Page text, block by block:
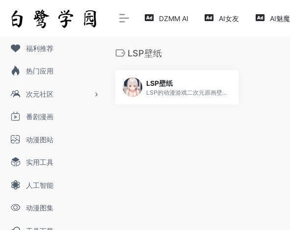
福利推荐
热门应用
次元社区
番剧漫画
动漫图站
实用工具
人工智能
动漫图集
DZMM AI AI女友 AI魅魔
LSP壁纸
LSP壁纸
LSP的动漫游戏二次元原画壁纸图片库